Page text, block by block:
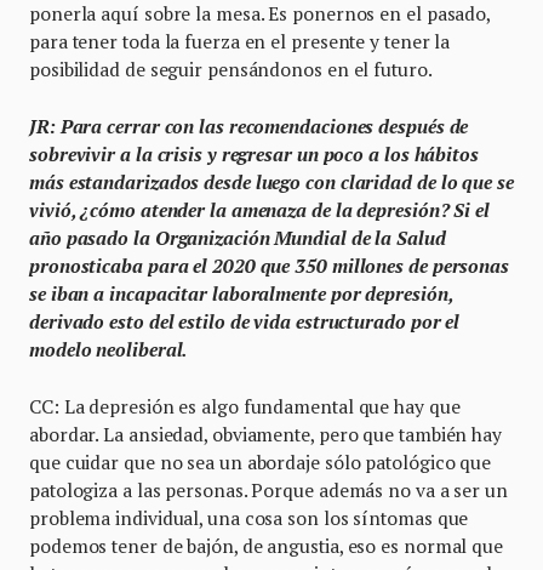
ponerla aquí sobre la mesa. Es ponernos en el pasado,
para tener toda la fuerza en el presente y tener la
posibilidad de seguir pensándonos en el futuro.
JR: Para cerrar con las recomendaciones después de
sobrevivir a la crisis y regresar un poco a los hábitos
más estandarizados desde luego con claridad de lo que se
vivió, ¿cómo atender la amenaza de la depresión? Si el
año pasado la Organización Mundial de la Salud
pronosticaba para el 2020 que 350 millones de personas
se iban a incapacitar laboralmente por depresión,
derivado esto del estilo de vida estructurado por el
modelo neoliberal.
CC: La depresión es algo fundamental que hay que
abordar. La ansiedad, obviamente, pero que también hay
que cuidar que no sea un abordaje sólo patológico que
patologiza a las personas. Porque además no va a ser un
problema individual, una cosa son los síntomas que
podemos tener de bajón, de angustia, eso es normal que